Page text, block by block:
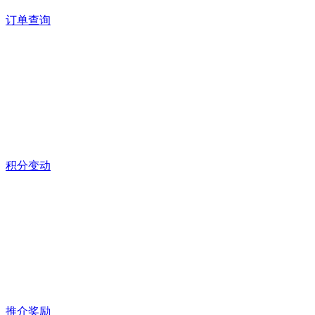
订单查询
积分变动
推介奖励